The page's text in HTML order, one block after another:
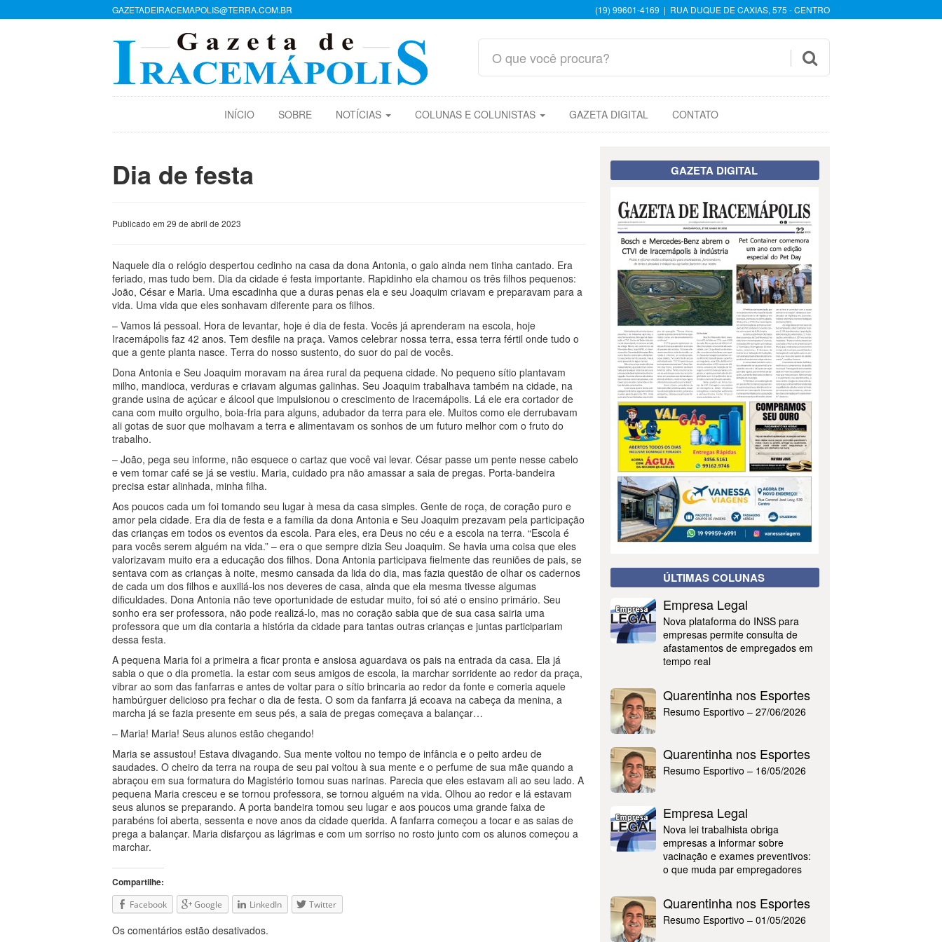
GAZETADEIRACEMAPOLIS@TERRA.COM.BR (19) 99601-4169 | RUA DUQUE DE CAXIAS, 575 - CENTRO

INÍCIO SOBRE NOTÍCIAS COLUNAS E COLUNISTAS GAZETA DIGITAL CONTATO
Dia de festa
Publicado em 29 de abril de 2023
Naquele dia o relógio despertou cedinho na casa da dona Antonia, o galo ainda nem tinha cantado. Era
feriado, mas tudo bem. Dia da cidade é festa importante. Rapidinho ela chamou os três filhos pequenos:
João, César e Maria. Uma escadinha que a duras penas ela e seu Joaquim criavam e preparavam para a
vida. Uma vida que eles sonhavam diferente para os filhos.
– Vamos lá pessoal. Hora de levantar, hoje é dia de festa. Vocês já aprenderam na escola, hoje
Iracemápolis faz 42 anos. Tem desfile na praça. Vamos celebrar nossa terra, essa terra fértil onde tudo o
que a gente planta nasce. Terra do nosso sustento, do suor do pai de vocês.
Dona Antonia e Seu Joaquim moravam na área rural da pequena cidade. No pequeno sítio plantavam
milho, mandioca, verduras e criavam algumas galinhas. Seu Joaquim trabalhava também na cidade, na
grande usina de açúcar e álcool que impulsionou o crescimento de Iracemápolis. Lá ele era cortador de
cana com muito orgulho, boia-fria para alguns, adubador da terra para ele. Muitos como ele derrubavam
ali gotas de suor que molhavam a terra e alimentavam os sonhos de um futuro melhor com o fruto do
trabalho.
– João, pega seu informe, não esquece o cartaz que você vai levar. César passe um pente nesse cabelo
e vem tomar café se já se vestiu. Maria, cuidado pra não amassar a saia de pregas. Porta-bandeira
precisa estar alinhada, minha filha.
Aos poucos cada um foi tomando seu lugar à mesa da casa simples. Gente de roça, de coração puro e
amor pela cidade. Era dia de festa e a família da dona Antonia e Seu Joaquim prezavam pela participação
das crianças em todos os eventos da escola. Para eles, era Deus no céu e a escola na terra. “Escola é
para vocês serem alguém na vida.” – era o que sempre dizia Seu Joaquim. Se havia uma coisa que eles
valorizavam muito era a educação dos filhos. Dona Antonia participava fielmente das reuniões de pais, se
sentava com as crianças à noite, mesmo cansada da lida do dia, mas fazia questão de olhar os cadernos
de cada um dos filhos e auxiliá-los nos deveres de casa, ainda que ela mesma tivesse algumas
dificuldades. Dona Antonia não teve oportunidade de estudar muito, foi só até o ensino primário. Seu
sonho era ser professora, não pode realizá-lo, mas no coração sabia que de sua casa sairia uma
professora que um dia contaria a história da cidade para tantas outras crianças e juntas participariam
dessa festa.
A pequena Maria foi a primeira a ficar pronta e ansiosa aguardava os pais na entrada da casa. Ela já
sabia o que o dia prometia. Ia estar com seus amigos de escola, ia marchar sorridente ao redor da praça,
vibrar ao som das fanfarras e antes de voltar para o sítio brincaria ao redor da fonte e comeria aquele
hambúrguer delicioso pra fechar o dia de festa. O som da fanfarra já ecoava na cabeça da menina, a
marcha já se fazia presente em seus pés, a saia de pregas começava a balançar…
– Maria! Maria! Seus alunos estão chegando!
Maria se assustou! Estava divagando. Sua mente voltou no tempo de infância e o peito ardeu de
saudades. O cheiro da terra na roupa de seu pai voltou à sua mente e o perfume de sua mãe quando a
abraçou em sua formatura do Magistério tomou suas narinas. Parecia que eles estavam ali ao seu lado. A
pequena Maria cresceu e se tornou professora, se tornou alguém na vida. Olhou ao redor e lá estavam
seus alunos se preparando. A porta bandeira tomou seu lugar e aos poucos uma grande faixa de
parabéns foi aberta, sessenta e nove anos da cidade querida. A fanfarra começou a tocar e as saias de
prega a balançar. Maria disfarçou as lágrimas e com um sorriso no rosto junto com os alunos começou a
marchar.
Compartilhe:
Facebook Google LinkedIn Twitter
Os comentários estão desativados.
GAZETA DIGITAL
ÚLTIMAS COLUNAS
Empresa Legal
Nova plataforma do INSS para
empresas permite consulta de
afastamentos de empregados em
tempo real
Quarentinha nos Esportes
Resumo Esportivo – 27/06/2026
Quarentinha nos Esportes
Resumo Esportivo – 16/05/2026
Empresa Legal
Nova lei trabalhista obriga
empresas a informar sobre
vacinação e exames preventivos:
o que muda par empregadores
Quarentinha nos Esportes
Resumo Esportivo – 01/05/2026